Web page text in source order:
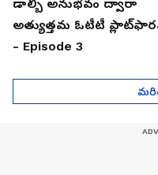
డాల్బీ అనుభవం ద్వారా
అత్యుత్తమ ఓటీటీ
- Episode 3